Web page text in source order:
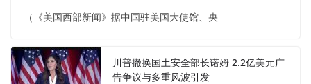
（《美国西部新闻》据中国驻美国大使馆、央
川普撤换国土安全部长诺姆 2.2亿美元广
告争议与多重风波引发